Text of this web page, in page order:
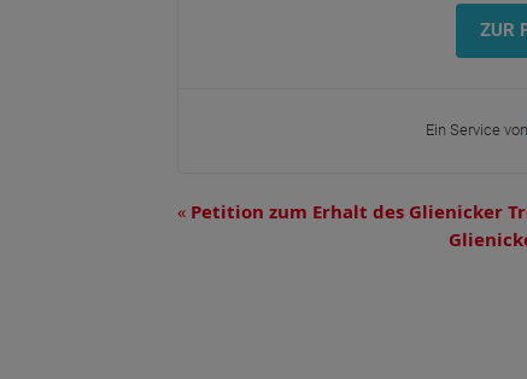
ZUR
Ein Service von
« Petition zum Erhalt des Glienicker